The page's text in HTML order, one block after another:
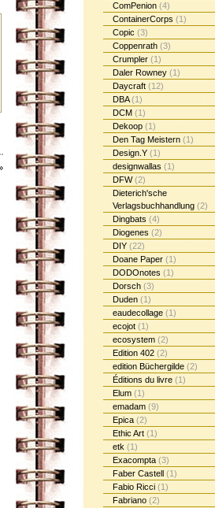
ComPenion (4)
ContainerCorps (1)
Copic (3)
Coppenrath (3)
Crumpler (1)
Daler Rowney (1)
Daycraft (12)
DBA(1)
DCM (1)
Dekoop (1)
Den Tag Meistern (1)
Design.Y (1)
designwallas (1)
DFW(2)
Dieterich'sche
Verlagsbuchhandlung (2)
Dingbats (4)
Diogenes (2)
DIY (22)
Doane Paper (1)
DODOnotes (1)
Dorsch (3)
Duden (1)
eaudecollage (1)
ecojot (1)
ecosystem (2)
Edition 402 (2)
edition Büchergilde (2)
Éditions du livre (1)
Elum (1)
emadam (9)
Epica (2)
Ethic Art (1)
etk (1)
Exacompta (3)
Faber Castell (1)
Fabio Ricci (1)
Fabriano (2)